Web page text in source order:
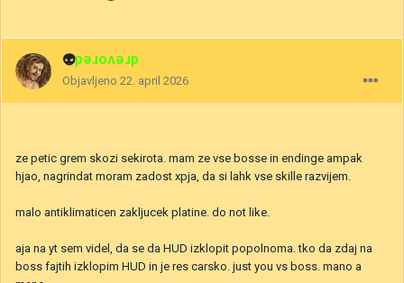
👽drevored
Objavljeno 22. april 2026
ze petic grem skozi sekirota. mam ze vse bosse in endinge ampak
hjao, nagrindat moram zadost xpja, da si lahk vse skille razvijem.
malo antiklimaticen zakljucek platine. do not like.
aja na yt sem videl, da se da HUD izklopit popolnoma. tko da zdaj na
boss fajtih izklopim HUD in je res carsko. just you vs boss. mano a